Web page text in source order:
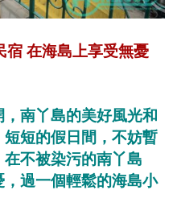
宿 在海島上享受無憂
南丫島的美好風光和
短的假日間，不妨暫
不被染污的南丫島
過一個輕鬆的海島小